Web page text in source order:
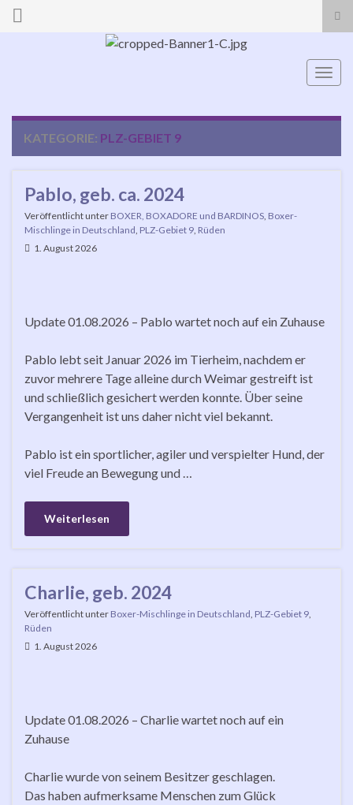
Search for:
KATEGORIE: PLZ-GEBIET 9
Pablo, geb. ca. 2024
Veröffentlicht unter BOXER, BOXADORE und BARDINOS Boxer-
Mischlinge in Deutschland PLZ-Gebiet 9 Rüden
1. August 2026
Update 01.08.2026 – Pablo wartet noch auf ein Zuhause
Pablo lebt seit Januar 2026 im Tierheim, nachdem er
zuvor mehrere Tage alleine durch Weimar gestreift ist
und schließlich gesichert werden konnte. Über seine
Vergangenheit ist uns daher nicht viel bekannt.
Pablo ist ein sportlicher, agiler und verspielter Hund, der
viel Freude an Bewegung und …
Weiterlesen
Charlie, geb. 2024
Veröffentlicht unter Boxer-Mischlinge in Deutschland PLZ-Gebiet 9
Rüden
1. August 2026
Update 01.08.2026 – Charlie wartet noch auf ein
Zuhause
Charlie wurde von seinem Besitzer geschlagen.
Das haben aufmerksame Menschen zum Glück